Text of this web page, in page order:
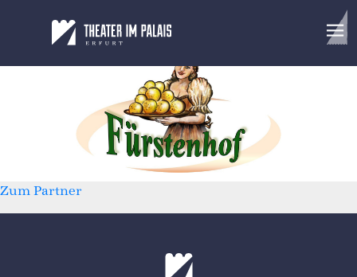
Landgasthaus & Hotel
Zum Partner